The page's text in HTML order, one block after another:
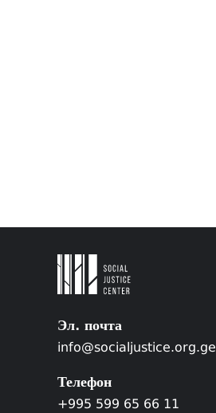
Эл. почта
info@socialjustice.org.ge
Телефон
+995 599 65 66 11